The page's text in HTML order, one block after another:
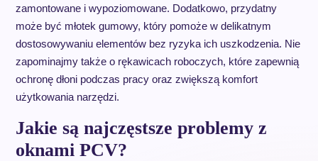
zamontowane i wypoziomowane. Dodatkowo, przydatny
może być młotek gumowy, który pomoże w delikatnym
dostosowywaniu elementów bez ryzyka ich uszkodzenia. Nie
zapominajmy także o rękawicach roboczych, które zapewnią
ochronę dłoni podczas pracy oraz zwiększą komfort
użytkowania narzędzi.
Jakie są najczęstsze problemy z
oknami PCV?